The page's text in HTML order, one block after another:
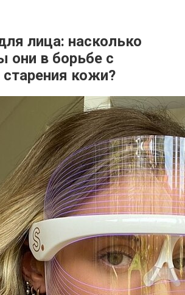
лица: насколько
они в борьбе с
кожи?